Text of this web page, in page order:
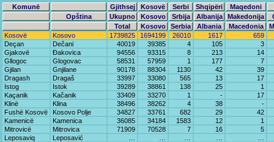
Komunë Gjithsej Kosovë Serbi Shqipëri
Maqedoni
Opština
Ukupno Kosovo Srbija Albanija Makedonija
Total
Kosovo Serbia Albania Macedonia
Kosovë
Kosovo 1739825 1694199 26010 1617
659
Deçan
Dečani 40019 39385 4 105
3
Gjakovë
Đakovica 94556 93315 8 213
14
Gllogoc
Glogovac 58531 57959 1 177
7
Gjilan
Gnjilane 90178 88304 1130 42
39
Dragash
Dragaš 33997 33080 565 13
17
Istog
Istok 39289 38861 138 25
1
Kaçanik
Kačanik 33409 33270 1 -
17
Klinë
Klina 38496 38262 4 38
-
Fushë Kosovë
Kosovo Polje 34827 33761 682 29
42
Kamenicë
Kamenica 36085 34184 1583 12
1
Mitrovicë
Mitrovica 71909 70528 7 16
5
Leposaviq
Leposavić